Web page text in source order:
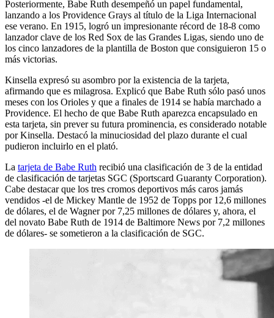
Posteriormente, Babe Ruth desempeñó un papel fundamental,
lanzando a los Providence Grays al título de la Liga Internacional
ese verano. En 1915, logró un impresionante récord de 18-8 como
lanzador clave de los Red Sox de las Grandes Ligas, siendo uno de
los cinco lanzadores de la plantilla de Boston que consiguieron 15 o
más victorias.
Kinsella expresó su asombro por la existencia de la tarjeta,
afirmando que es milagrosa. Explicó que Babe Ruth sólo pasó unos
meses con los Orioles y que a finales de 1914 se había marchado a
Providence. El hecho de que Babe Ruth aparezca encapsulado en
esta tarjeta, sin prever su futura prominencia, es considerado notable
por Kinsella. Destacó la minuciosidad del plazo durante el cual
pudieron incluirlo en el plató.
La tarjeta de Babe Ruth recibió una clasificación de 3 de la entidad
de clasificación de tarjetas SGC (Sportscard Guaranty Corporation).
Cabe destacar que los tres cromos deportivos más caros jamás
vendidos -el de Mickey Mantle de 1952 de Topps por 12,6 millones
de dólares, el de Wagner por 7,25 millones de dólares y, ahora, el
del novato Babe Ruth de 1914 de Baltimore News por 7,2 millones
de dólares- se sometieron a la clasificación de SGC.